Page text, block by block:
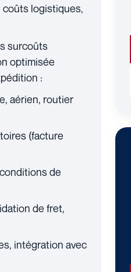
coûts logistiques,
surcoûts
optimisée
:
aérien, routier
(facture
de
de fret,
intégration avec